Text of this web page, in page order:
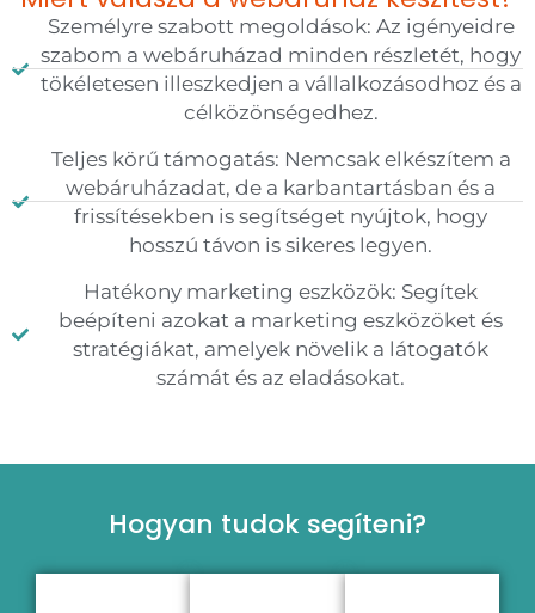
Személyre szabott megoldások: Az igényeidre
szabom a webáruházad minden részletét, hogy
tökéletesen illeszkedjen a vállalkozásodhoz és a
célközönségedhez.
Teljes körű támogatás: Nemcsak elkészítem a
webáruházadat, de a karbantartásban és a
frissítésekben is segítséget nyújtok, hogy
hosszú távon is sikeres legyen.
Hatékony marketing eszközök: Segítek
beépíteni azokat a marketing eszközöket és
stratégiákat, amelyek növelik a látogatók
számát és az eladásokat.
Hogyan tudok segíteni?